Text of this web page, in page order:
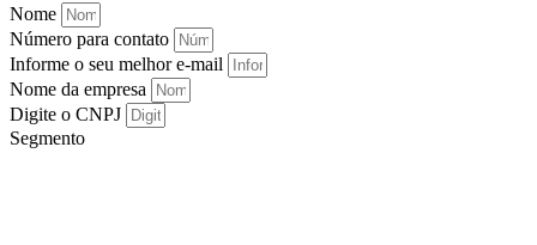
Nome
Número para contato
Informe o seu melhor e-mail
Nome da empresa
Digite o CNPJ
Segmento